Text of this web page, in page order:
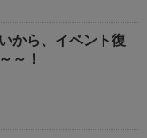
から、イベント復
～！